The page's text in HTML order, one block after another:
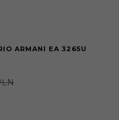
ARMANI EA 3265U